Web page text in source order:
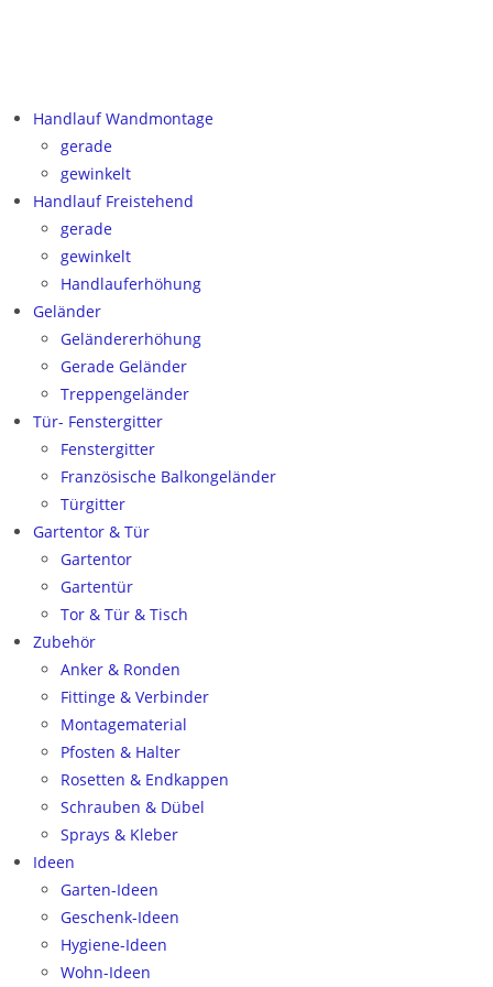
Handlauf Wandmontage
gerade
gewinkelt
Handlauf Freistehend
gerade
gewinkelt
Handlauferhöhung
Geländer
Geländererhöhung
Gerade Geländer
Treppengeländer
Tür- Fenstergitter
Fenstergitter
Französische Balkongeländer
Türgitter
Gartentor & Tür
Gartentor
Gartentür
Tor & Tür & Tisch
Zubehör
Anker & Ronden
Fittinge & Verbinder
Montagematerial
Pfosten & Halter
Rosetten & Endkappen
Schrauben & Dübel
Sprays & Kleber
Ideen
Garten-Ideen
Geschenk-Ideen
Hygiene-Ideen
Wohn-Ideen